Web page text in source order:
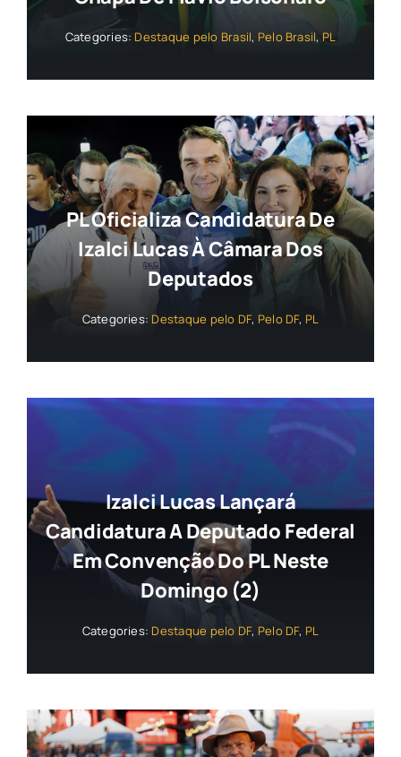
Categories: Destaque pelo Brasil, Pelo Brasil, PL
PL Oficializa Candidatura De
Izalci Lucas À Câmara Dos
Deputados
Categories: Destaque pelo DF, Pelo DF, PL
Izalci Lucas Lançará
Candidatura A Deputado Federal
Em Convenção Do PL Neste
Domingo (2)
Categories: Destaque pelo DF, Pelo DF, PL